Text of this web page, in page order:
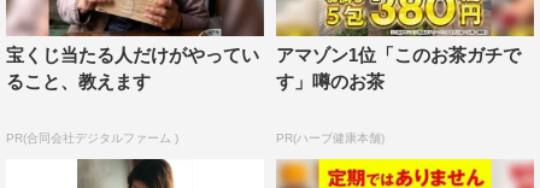
宝くじ当たる人だけがやってい
ること、教えます
PR(合同会社デジタルファーム )
アマゾン1位「このお茶ガチで
す」噂のお茶
PR(ハーブ健康本舗)